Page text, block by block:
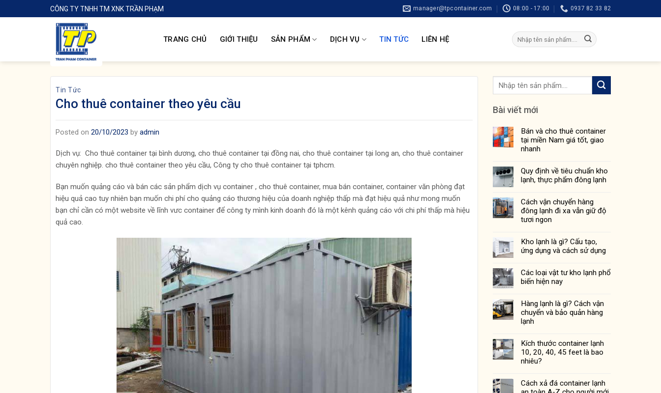
to
CÔNG TY TNHH TM XNK TRẦN PHẠM manager@tpcontainer.com 08:00 - 17:00 0937 82 33 82
TRANG CHỦ GIỚI THIỆU SẢN PHẨM DỊCH VỤ TIN TỨC LIÊN HỆ
Tìm
kiếm:
Tin Tức
Cho thuê container theo yêu cầu
Posted on 20/10/2023 by admin
Dịch vụ: Cho thuê container tại bình dương, cho thuê container tại đồng nai, cho thuê container tại long an, cho thuê container
chuyên nghiệp. cho thuê container theo yêu cầu, Công ty cho thuê container tại tphcm.
Bạn muốn quảng cáo và bán các sản phẩm dịch vụ container , cho thuê container, mua bán container, container văn phòng đạt
hiệu quả cao tuy nhiên bạn muốn chi phí cho quảng cáo thương hiệu của doanh nghiệp thấp mà đạt hiệu quả như mong muốn
bạn chỉ cần có một website về lĩnh vưc container để công ty mình kinh doanh đó là một kênh quảng cáo với chi phí thấp mà hiệu
quả cao.
Bài viết mới
Bán và cho thuê container
tại miền Nam giá tốt, giao
nhanh
Quy định về tiêu chuẩn kho
lạnh, thực phẩm đông lạnh
Cách vận chuyển hàng
đông lạnh đi xa vẫn giữ độ
tươi ngon
Kho lạnh là gì? Cấu tạo,
ứng dụng và cách sử dụng
Các loại vật tư kho lạnh phổ
biến hiện nay
Hàng lạnh là gì? Cách vận
chuyển và bảo quản hàng
lạnh
Kích thước container lạnh
10, 20, 40, 45 feet là bao
nhiêu?
Cách xả đá container lạnh